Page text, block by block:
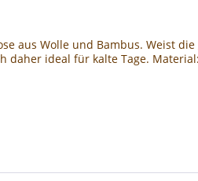
aus Wolle und Bambus. Weist
ideal für kalte Tage. Material: